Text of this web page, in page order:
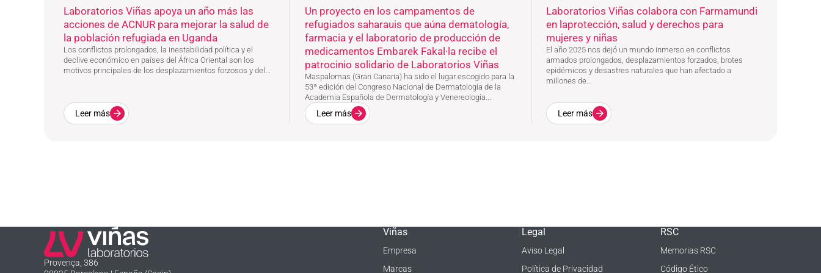
Laboratorios Viñas apoya un año más las
acciones de ACNUR para mejorar la salud de
la población refugiada en Uganda
Los conflictos prolongados, la inestabilidad política y el
declive económico en países del África Oriental son los
motivos principales de los desplazamientos forzosos y del...
Leer más
Un proyecto en los campamentos de
refugiados saharauis que aúna dematología,
farmacia y el laboratorio de producción de
medicamentos Embarek Fakal·la recibe el
patrocinio solidario de Laboratorios Viñas
Maspalomas (Gran Canaria) ha sido el lugar escogido para la
53ª edición del Congreso Nacional de Dermatología de la
Academia Española de Dermatología y Venereología...
Leer más
Laboratorios Viñas colabora con Farmamundi
en laprotección, salud y derechos para
mujeres y niñas
El año 2025 nos dejó un mundo inmerso en conflictos
armados prolongados, desplazamientos forzados, brotes
epidémicos y desastres naturales que han afectado a
millones de...
Leer más
Laboratorios Viñas
Provença, 386
Viñas
Empresa
Marcas
Legal
Aviso Legal
Política de Privacidad
RSC
Memorias RSC
Código Ético